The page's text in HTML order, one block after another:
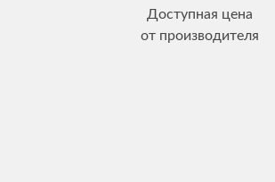
Доступная цена
от производителя